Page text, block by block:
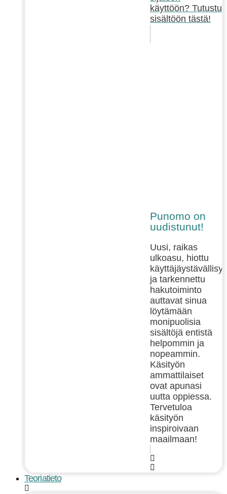
käyttöön? Tutustu
sisältöön tästä!
Punomo on
uudistunut!
Uusi, raikas
ulkoasu, hiottu
ja tarkennettu
hakutoiminto
auttavat sinua
löytämään
monipuolisia
sisältöjä entistä
helpommin ja
nopeammin.
Käsityön
ammattilaiset
ovat apunasi
uutta oppiessa.
Tervetuloa
käsityön
inspiroivaan
maailmaan!
Teoriatieto